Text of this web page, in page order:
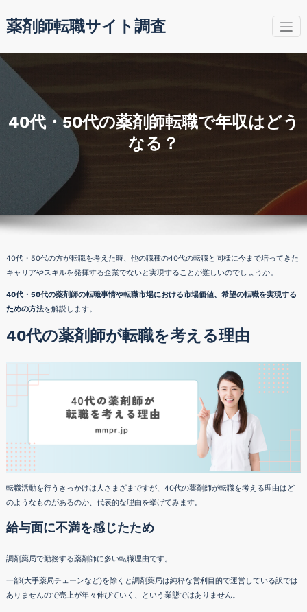
ン
ン
薬剤師転職サイト調査
40代・50代の薬剤師転職で年収はどう
なる？
40代・50代の方が転職を考えた時、他の職種の40代の転職と同様に今まで培ってきた
キャリアやスキルを発揮する企業でないと実現することが難しいのでしょうか。
40代・50代の薬剤師の転職事情や転職市場における市場価値、希望の転職を実現する
ための方法を解説します。
40代の薬剤師が転職を考える理由
転職活動を行うきっかけは人さまざまですが、40代の薬剤師が転職を考える理由はど
のようなものがあるのか、代表的な理由を挙げてみます。
給与面に不満を感じたため
調剤薬局で勤務する薬剤師に多い転職理由です。
一部(大手薬局チェーンなど)を除くと調剤薬局は純粋な営利目的で運営している訳では
ありませんので売上が年々伸びていく、という業態ではありません。